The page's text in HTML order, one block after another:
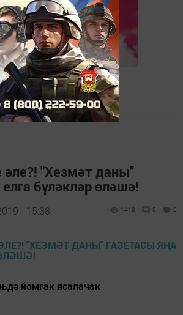
"Хезмәт даны"
бүләкләр өләшә!
- 15:38 1418 0 0
йомгак ясалачак